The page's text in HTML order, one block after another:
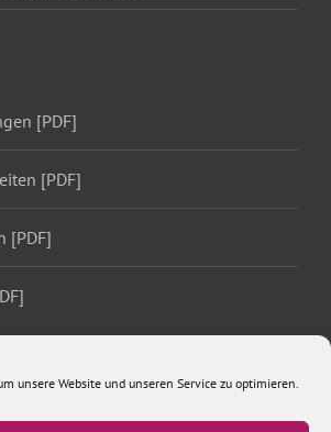
unsere Website und unseren Service zu optimieren.
[PDF]
[PDF]
[PDF]